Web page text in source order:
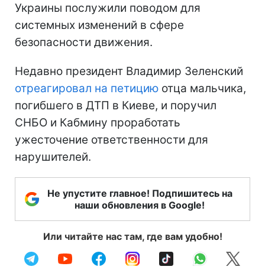
Украины послужили поводом для
системных изменений в сфере
безопасности движения.
Недавно президент Владимир Зеленский
отреагировал на петицию отца мальчика,
погибшего в ДТП в Киеве, и поручил
СНБО и Кабмину проработать
ужесточение ответственности для
нарушителей.
Не упустите главное! Подпишитесь на
наши обновления в Google!
Или читайте нас там, где вам удобно!